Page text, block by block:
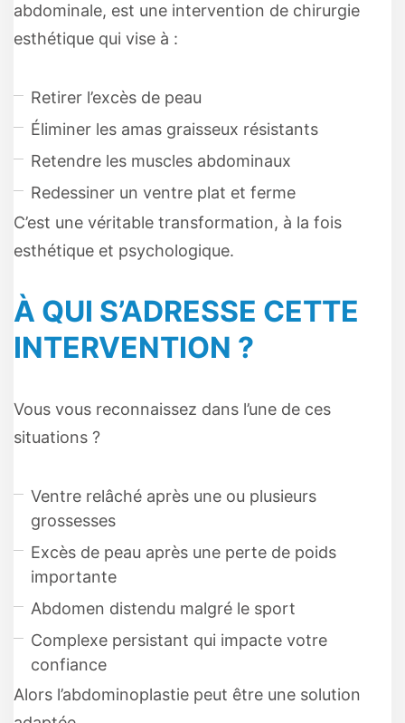
abdominale, est une intervention de chirurgie
esthétique qui vise à :
Retirer l’excès de peau
Éliminer les amas graisseux résistants
Retendre les muscles abdominaux
Redessiner un ventre plat et ferme
C’est une véritable transformation, à la fois
esthétique et psychologique.
À QUI S’ADRESSE CETTE
INTERVENTION ?
Vous vous reconnaissez dans l’une de ces
situations ?
Ventre relâché après une ou plusieurs
grossesses
Excès de peau après une perte de poids
importante
Abdomen distendu malgré le sport
Complexe persistant qui impacte votre
confiance
Alors l’abdominoplastie peut être une solution